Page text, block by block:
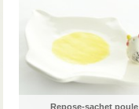
Repose-sachet poule